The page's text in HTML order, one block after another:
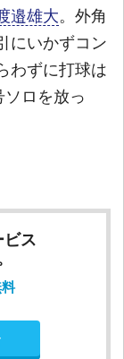
邉雄大。外角
にいかずコン
わずに打球は
ロを放っ
ビス